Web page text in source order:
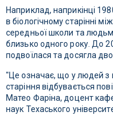
Наприклад, наприкінці
в біологічному старінні
середньої школи та
близько одного року. До
подвоїлася та досягла
"Це означає, що у людей з
старіння відбувається
Матео Фаріна, доцент
наук Техаського